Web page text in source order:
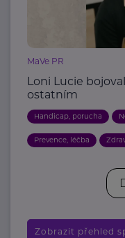
MaVe PR
Loni Lucie
ostatním
Handicap, porucha
Prevence, léčba
Zobrazit přehled